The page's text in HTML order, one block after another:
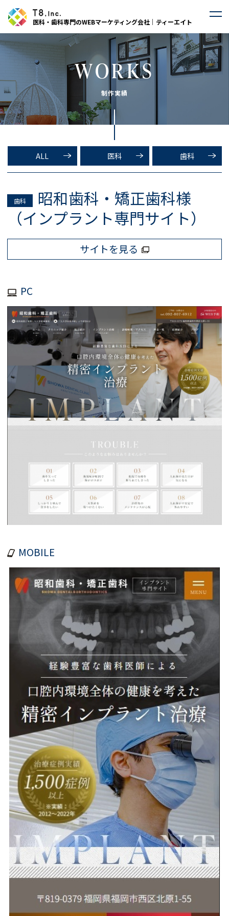
医科・歯科専門のWEBマーケティング会社｜ティーエイト
WORKS
制作実績
ALL 医科 歯科
歯科
昭和歯科・矯正歯科様
（インプラント専門サイト）
サイトを見る
PC
MOBILE